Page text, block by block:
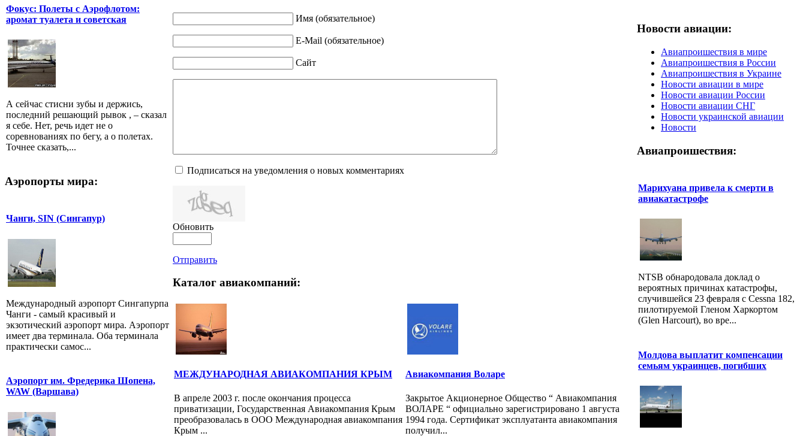
Фокус: Полеты с Аэрофлотом:
аромат туалета и советская
А сейчас стисни зубы и держись,
последний решающий рывок , – сказал
я себе. Нет, речь идет не о
соревнованиях по бегу, а о полетах.
Точнее сказать,...
Аэропорты мира:
Чанги, SIN (Сингапур)
Международный аэропорт Сингапурпа
Чанги - самый красивый и
экзотический аэропорт мира. Аэропорт
имеет два терминала. Оба терминала
практически самос...
Аэропорт им. Фредерика Шопена,
WAW (Варшава)
Имя (обязательное)
E-Mail (обязательное)
Сайт
Подписаться на уведомления о новых комментариях
Обновить
Отправить
Каталог авиакомпаний:
МЕЖДУНАРОДНАЯ АВИАКОМПАНИЯ КРЫМ
В апреле 2003 г. после окончания процесса
приватизации, Государственная Авиакомпания Крым
преобразовалась в ООО Международная авиакомпания
Крым ...
Авиакомпания Воларе
Закрытое Акционерное Общество “ Авиакомпания
ВОЛАРЕ “ официально зарегистрировано 1 августа
1994 года. Сертификат эксплуатанта авиакомпания
получил...
Новости авиации:
Авиапроишествия в мире
Авиапроишествия в России
Авиапроишествия в Украине
Новости авиации в мире
Новости авиации России
Новости авиации СНГ
Новости украинской авиации
Новости
Авиапроишествия:
Марихуана привела к смерти в
авиакатастрофе
NTSB обнародовала доклад о
вероятных причинах катастрофы,
случившейся 23 февраля с Cessna 182,
пилотируемой Гленом Харкортом
(Glen Harcourt), во вре...
Молдова выплатит компенсации
семьям украинцев, погибших